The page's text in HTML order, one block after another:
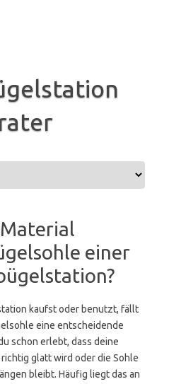
einer
kaufst oder benutzt, fällt
eine entscheidende
schon erlebt, dass deine
glatt wird oder die Sohle
bleibt. Häufig liegt das an